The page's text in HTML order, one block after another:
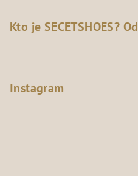
Kto je SECETSHOES?
Instagram